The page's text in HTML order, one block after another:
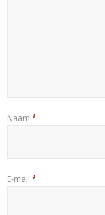
Naam *
E-mail *